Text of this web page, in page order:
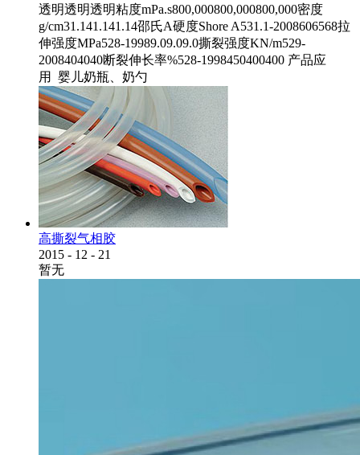
透明透明透明粘度mPa.s800,000800,000800,000密度
g/cm31.141.141.14邵氏A硬度Shore A531.1-2008606568拉
伸强度MPa528-19989.09.09.0撕裂强度KN/m529-
2008404040断裂伸长率%528-1998450400400 产品应
用 婴儿奶瓶、奶勺
高撕裂气相胶
2015 - 12 - 21
暂无